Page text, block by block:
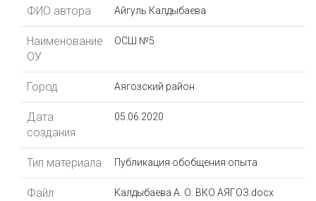
ФИО автора Айгуль Калдыбаева
Наименование
ОУ
ОСШ №5
Город Аягозский район
Дата
создания
05.06.2020
Тип материала Публикация обобщения опыта
Файл
Калдыбаева А. О. ВКО АЯГОЗ.docx